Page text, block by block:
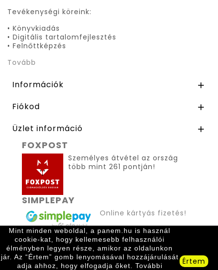
Tevékenységi köreink:
• Könyvkiadás
• Digitális tartalomfejlesztés
• Felnőttképzés
Tovább
Információk 
Fiókod 
Üzlet információ 
FOXPOST
Személyes átvétel az ország
több mint 261 pontján!
SIMPLEPAY
Online kártyás fizetés!
Mint minden weboldal, a panem.hu is használ
cookie-kat, hogy kellemesebb felhasználói
élményben legyen része, amikor az oldalunkon
jár. Az “Értem” gomb lenyomásával hozzájárulását
adja ahhoz, hogy elfogadja őket. További
Értem